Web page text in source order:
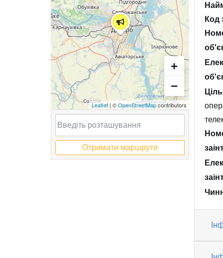
+
−
Leaflet| ©OpenStreetMapcontributors
Отримати маршрути
Код